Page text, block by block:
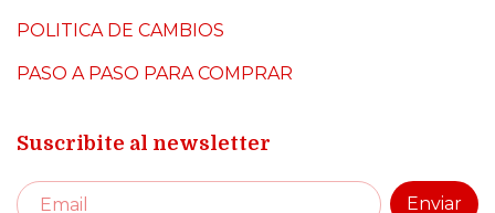
POLITICA DE CAMBIOS
PASO A PASO PARA COMPRAR
Suscribite al newsletter